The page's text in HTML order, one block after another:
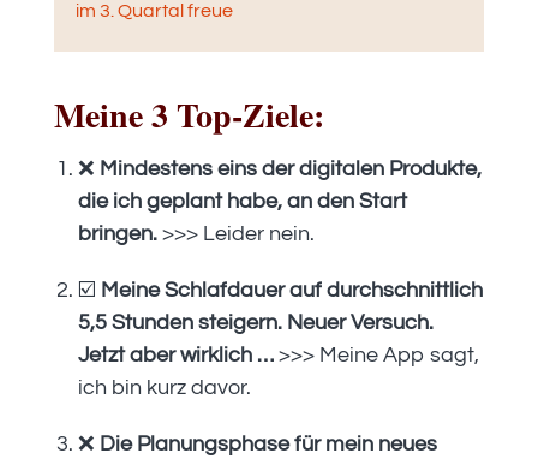
im 3. Quartal freue
Meine 3 Top-Ziele:
❌ Mindestens eins der digitalen Produkte,
die ich geplant habe, an den Start
bringen.>>> Leider nein.
☑️ Meine Schlafdauer auf durchschnittlich
5,5 Stunden steigern. Neuer Versuch.
Jetzt aber wirklich …>>> Meine App sagt,
ich bin kurz davor.
❌ Die Planungsphase für mein neues